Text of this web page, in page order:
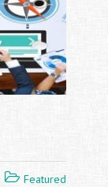
Featured